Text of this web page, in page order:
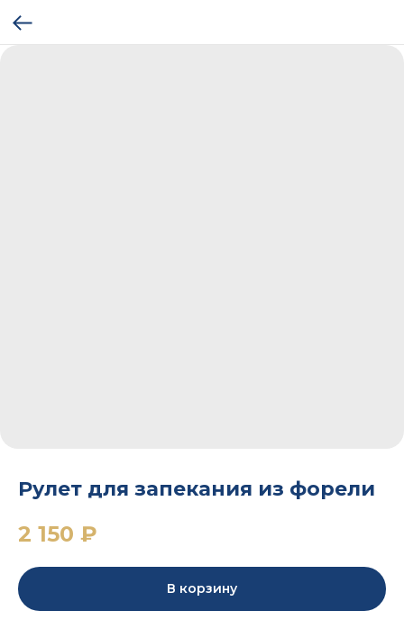
Рулет для запекания из форели
2 150 ₽
В корзину